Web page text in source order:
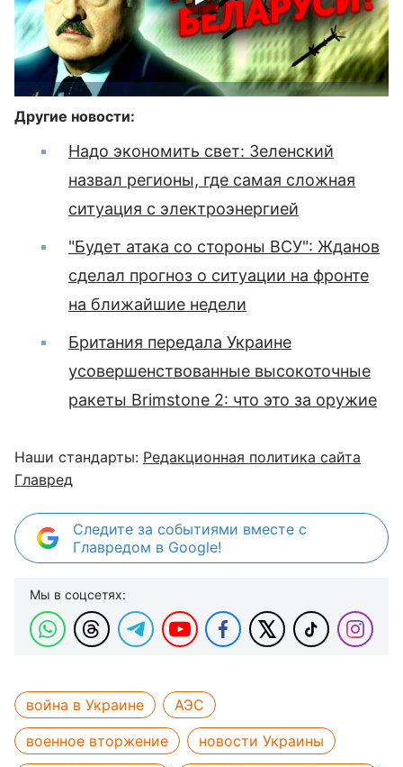
Другие новости:
Надо экономить свет: Зеленский
назвал регионы, где самая сложная
ситуация с электроэнергией
"Будет атака со стороны ВСУ": Жданов
сделал прогноз о ситуации на фронте
на ближайшие недели
Британия передала Украине
усовершенствованные высокоточные
ракеты Brimstone 2: что это за оружие
Наши стандарты: Редакционная политика сайта
Главред
Следите за событиями вместе с
Главредом в Google!
Мы в соцсетях:
война в Украине
АЭС
военное вторжение
новости Украины